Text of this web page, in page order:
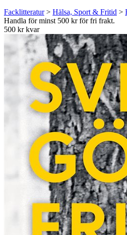
Facklitteratur> Hälsa, Sport & Fritid >
Handla för minst 500 kr för fri frakt.
500 kr kvar